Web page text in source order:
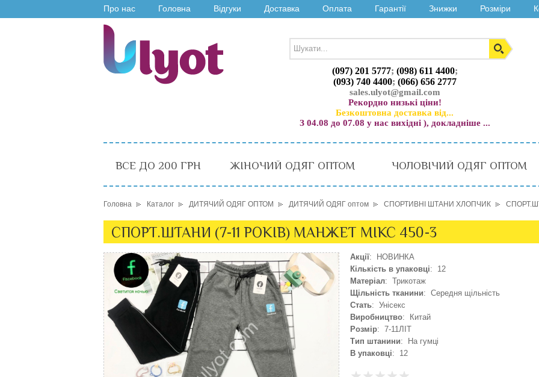
Про нас Головна Відгуки Доставка Оплата Гарантії Знижки Розміри
(097) 201 5777; (098) 611 4400;
(093) 740 4400; (066) 656 2777
sales.ulyot@gmail.com
Рекордно низькі ціни!
Безкоштовна доставка від...
З 04.08 до 07.08 у нас вихідні ), докладніше ...
ВСЕ ДО 200 ГРН ЖІНОЧИЙ ОДЯГ ОПТОМ ЧОЛОВІЧИЙ ОДЯГ ОПТОМ
Головна Каталог ДИТЯЧИЙ ОДЯГ ОПТОМ ДИТЯЧИЙ ОДЯГ оптом СПОРТИВНІ ШТАНИ ХЛОПЧИК
СПОРТ.ШТАНИ (7-11 РОКІВ) МАНЖЕТ МІКС 450-3
Акції: НОВИНКА
Кількість в упаковці: 12
Матеріал: Трикотаж
Щільність тканини: Середня щільність
Стать: Унісекс
Виробництво: Китай
Розмір: 7-11ЛІТ
Тип штанини: На гумці
В упаковці: 12